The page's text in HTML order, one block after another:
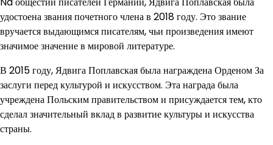
удостоена звания почетного члена в 2018 году. Это звание
вручается выдающимся писателям, чьи произведения имеют
значимое значение в мировой литературе.
В 2015 году, Ядвига Поплавская была награждена Орденом За
заслуги перед культурой и искусством. Эта награда была
учреждена Польским правительством и присуждается тем, кто
сделал значительный вклад в развитие культуры и искусства
страны.